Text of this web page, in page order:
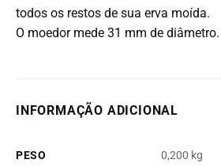
todos os restos de sua erva moída.
O moedor mede 31 mm de diâmetro.
INFORMAÇÃO ADICIONAL
PESO 0,200 kg